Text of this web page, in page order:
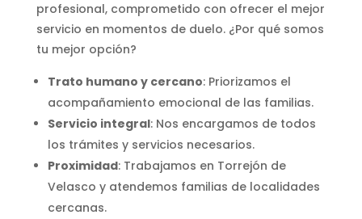
profesional, comprometido con ofrecer el mejor
servicio en momentos de duelo. ¿Por qué somos
tu mejor opción?
Trato humano y cercano: Priorizamos el
acompañamiento emocional de las familias.
Servicio integral: Nos encargamos de todos
los trámites y servicios necesarios.
Proximidad: Trabajamos en Torrejón de
Velasco y atendemos familias de localidades
cercanas.